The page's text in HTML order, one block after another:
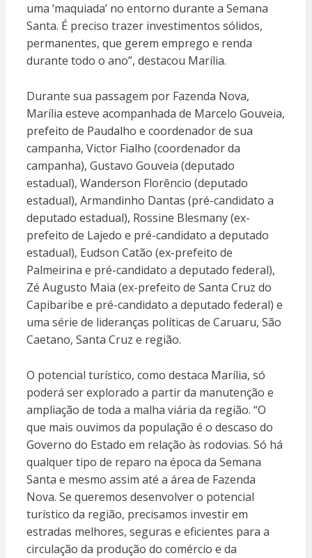
uma ‘maquiada’ no entorno durante a Semana
Santa. É preciso trazer investimentos sólidos,
permanentes, que gerem emprego e renda
durante todo o ano”, destacou Marília.
Durante sua passagem por Fazenda Nova,
Marília esteve acompanhada de Marcelo Gouveia,
prefeito de Paudalho e coordenador de sua
campanha, Victor Fialho (coordenador da
campanha), Gustavo Gouveia (deputado
estadual), Wanderson Florêncio (deputado
estadual), Armandinho Dantas (pré-candidato a
deputado estadual), Rossine Blesmany (ex-
prefeito de Lajedo e pré-candidato a deputado
estadual), Eudson Catão (ex-prefeito de
Palmeirina e pré-candidato a deputado federal),
Zé Augusto Maia (ex-prefeito de Santa Cruz do
Capibaribe e pré-candidato a deputado federal) e
uma série de lideranças políticas de Caruaru, São
Caetano, Santa Cruz e região.
O potencial turístico, como destaca Marília, só
poderá ser explorado a partir da manutenção e
ampliação de toda a malha viária da região. “O
que mais ouvimos da população é o descaso do
Governo do Estado em relação às rodovias. Só há
qualquer tipo de reparo na época da Semana
Santa e mesmo assim até a área de Fazenda
Nova. Se queremos desenvolver o potencial
turístico da região, precisamos investir em
estradas melhores, seguras e eficientes para a
circulação da produção do comércio e da